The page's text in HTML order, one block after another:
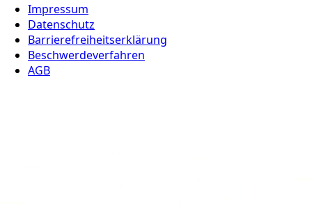
Impressum
Datenschutz
Barrierefreiheitserklärung
Beschwerdeverfahren
AGB